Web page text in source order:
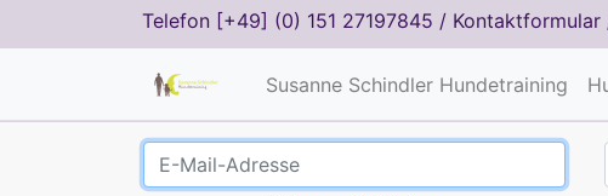
Telefon [+49] (0) 151 27197845 / Kontaktformular
Susanne Schindler Hundetraining